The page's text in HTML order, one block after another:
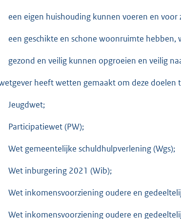
een eigen huishouding kunnen voeren en voor
een geschikte en schone woonruimte
gezond en veilig kunnen opgroeien en veilig
heeft wetten gemaakt om deze doelen
Jeugdwet;
Participatiewet (PW);
Wet gemeentelijke schuldhulpverlening (Wgs);
Wet inburgering 2021 (Wib);
Wet inkomensvoorziening oudere en
Wet inkomensvoorziening oudere en